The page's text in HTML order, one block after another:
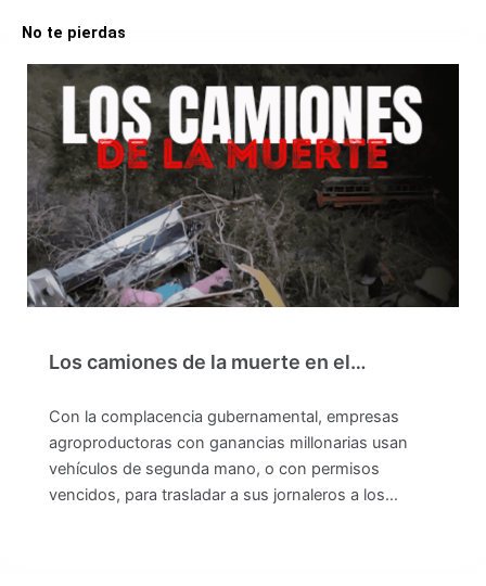
No te pierdas
Los camiones de la muerte en el…
Con la complacencia gubernamental, empresas
agroproductoras con ganancias millonarias usan
vehículos de segunda mano, o con permisos
vencidos, para trasladar a sus jornaleros a los…